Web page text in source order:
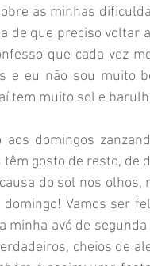
Dicas O que fazer
as minhas
de que preciso voltar
que cada vez
e eu não sou muito
tem muito sol e
domingos
gosto de resto, de
do sol nos
Vamos ser
minha avó de
cheios de